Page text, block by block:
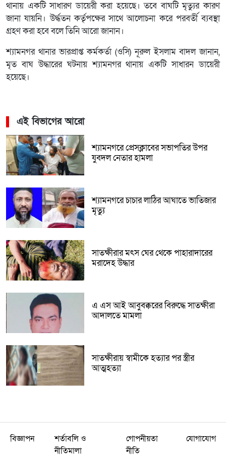
থানায় একটি সাধারণ ডায়েরী করা হয়েছে। তবে বাঘটি মৃত্যুর কারণ
জানা যায়নি। উর্দ্ধতন কর্তৃপক্ষের সাথে আলোচনা করে পরবর্তী ব্যবস্থা
গ্রহণ করা হবে বলে তিনি আরো জানান।
শ্যামনগর থানার ভারপ্রাপ্ত কর্মকর্তা (ওসি) নূরুল ইসলাম বাদল জানান,
মৃত বাঘ উদ্ধারের ঘটনায় শ্যামনগর থানায় একটি সাধারন ডায়েরী
হয়েছে।
এই বিভাগের আরো
শ্যামনগরে প্রেসক্লাবের সভাপতির উপর
যুবদল নেতার হামলা
শ্যামনগরে চাচার লাঠির আঘাতে ভাতিজার
মৃত্যু
সাতক্ষীরার মৎস ঘের থেকে পাহারাদারের
মরাদেহ উদ্ধার
এ এস আই আবুবক্করের বিরুদ্ধে সাতক্ষীরা
আদালতে মামলা
সাতক্ষীরায় স্বামীকে হত্যার পর স্ত্রীর
আত্মহত্যা
বিজ্ঞাপন
শর্তাবলি ও
নীতিমালা
গোপনীয়তা
নীতি
যোগাযোগ